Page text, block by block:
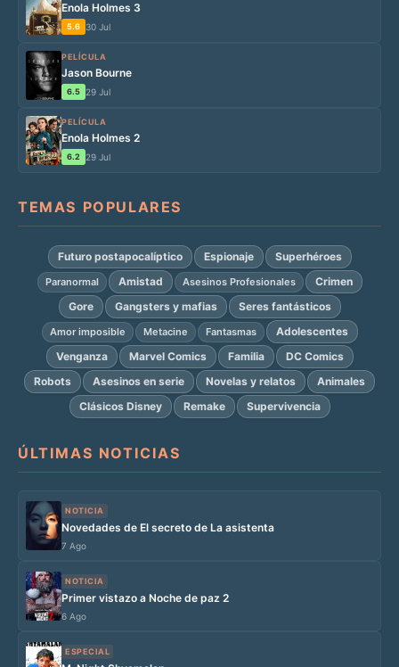
Enola Holmes 3
5.6 30 Jul
PELÍCULA
Jason Bourne
6.5 29 Jul
PELÍCULA
Enola Holmes 2
6.2 29 Jul
TEMAS POPULARES
Futuro postapocalíptico Espionaje Superhéroes
Paranormal Amistad Asesinos Profesionales
Crimen
Gore
Gangsters y mafias Seres fantásticos
Amor imposible Metacine Fantasmas
Adolescentes
Venganza
Marvel Comics Familia
DC Comics
Robots
Asesinos en serie Novelas y relatos
Animales
Clásicos Disney
Remake Supervivencia
ÚLTIMAS NOTICIAS
NOTICIA
Novedades de El secreto de La asistenta
7 Ago
NOTICIA
Primer vistazo a Noche de paz 2
6 Ago
ESPECIAL